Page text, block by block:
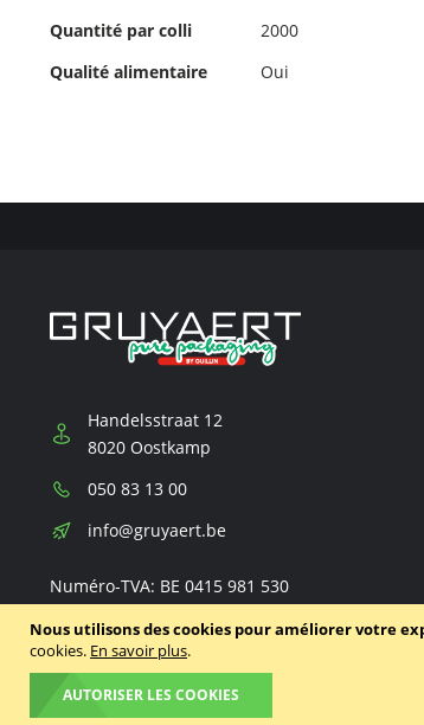
Nous utilisons des cookies pour améliorer votre
cookies. En savoir plus.
AUTORISER LES COOKIES
d’images
Pour
d'informations
Quantité par colli
2000
Qualité alimentaire
Oui
Handelsstraat 12
8020 Oostkamp
Téléphone:
050 83 13 00
E-
info@gruyaert.be
Numéro-TVA: BE 0415 981 530
© 2020 - 2026 Gruyaert